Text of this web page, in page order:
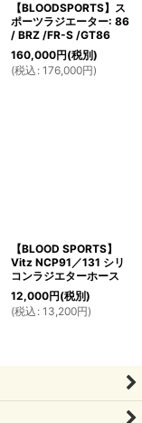
【BLOODSPORTS】ス
ポーツラジエーター: 86
/ BRZ /FR-S /GT86
160,000円(税別)
(税込 : 176,000円)
【BLOOD SPORTS】
Vitz NCP91／131 シリ
コンラジエターホース
12,000円(税別)
(税込 : 13,200円)